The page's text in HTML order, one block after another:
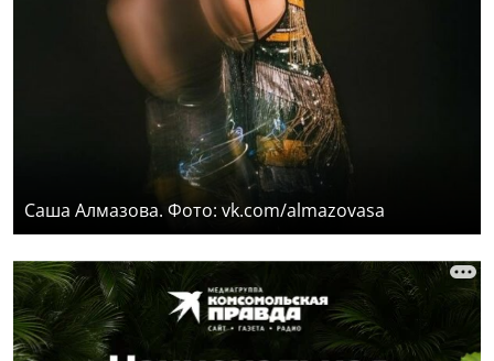
Саша Алмазова. Фото: vk.com/almazovasa